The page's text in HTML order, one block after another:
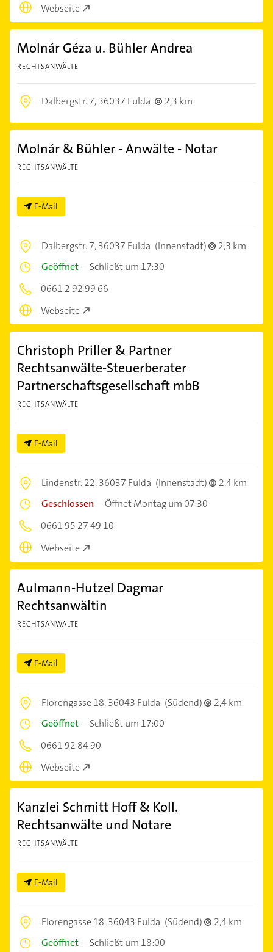
Webseite
Molnár Géza u. Bühler Andrea
RECHTSANWÄLTE
Dalbergstr. 7,36037 Fulda 2,3 km
Molnár & Bühler - Anwälte - Notar
RECHTSANWÄLTE
E-Mail
Dalbergstr. 7,36037 Fulda (Innenstadt)
2,3 km
Geöffnet –Schließt um 17:30
0661 2 92 99 66
Webseite
Christoph Priller & Partner
Rechtsanwälte-Steuerberater
Partnerschaftsgesellschaft mbB
RECHTSANWÄLTE
E-Mail
Lindenstr. 22,36037 Fulda (Innenstadt)
2,4 km
Geschlossen –Öffnet Montag um 07:30
0661 95 27 49 10
Webseite
Aulmann-Hutzel Dagmar
Rechtsanwältin
RECHTSANWÄLTE
E-Mail
Florengasse 18,36043 Fulda (Südend)
2,4 km
Geöffnet –Schließt um 17:00
0661 92 84 90
Webseite
Kanzlei Schmitt Hoff & Koll.
Rechtsanwälte und Notare
RECHTSANWÄLTE
E-Mail
Florengasse 18,36043 Fulda (Südend)
2,4 km
Geöffnet –Schließt um 18:00